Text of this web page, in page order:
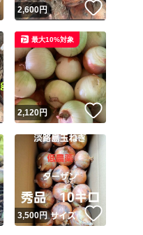
いいね！
2,600円 いいね！
いいね！
2,120円
最大10%対象
いいね！
3,500円